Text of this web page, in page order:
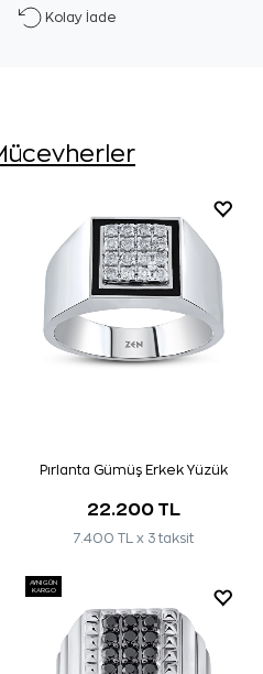
Kolay İade
Pırlanta Gümüş Erkek Yüzük
22.200 TL
7.400 TL x 3 taksit
AYNI GÜN
KARGO